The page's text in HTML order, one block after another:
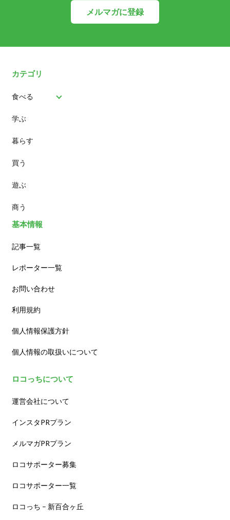
メルマガに登録
カテゴリ
食べる
パン
スイーツ
ランチ
カフェ
学ぶ
暮らす
買う
遊ぶ
商う
基本情報
記事一覧
レポーター一覧
お問い合わせ
利用規約
個人情報保護方針
個人情報の取扱いについて
ロコっちについて
運営会社について
インスタPRプラン
メルマガPRプラン
ロコサポーター募集
ロコサポーター一覧
ロコっち – 新百合ヶ丘